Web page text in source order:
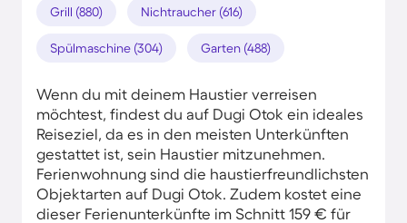
Grill (880) Nichtraucher (616)
Spülmaschine (304) Garten (488)
Wenn du mit deinem Haustier verreisen
möchtest, findest du auf Dugi Otok ein ideales
Reiseziel, da es in den meisten Unterkünften
gestattet ist, sein Haustier mitzunehmen.
Ferienwohnung sind die haustierfreundlichsten
Objektarten auf Dugi Otok. Zudem kostet eine
dieser Ferienunterkünfte im Schnitt 159 € für